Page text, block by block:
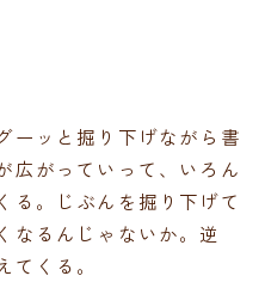
ーッと掘り下げながら書
広がっていって、いろん
る。じぶんを掘り下げて
なるんじゃないか。逆
くる。